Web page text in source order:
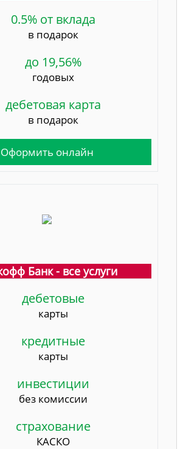
0.5% от вклада
в подарок
до 19,56%
годовых
дебетовая карта
в подарок
Оформить онлайн
Банк - все услуги
дебетовые
карты
кредитные
карты
инвестиции
без комиссии
страхование
КАСКО